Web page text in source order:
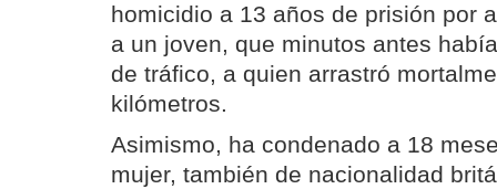
homicidio a 13 años de prisión por
a un joven, que minutos antes
de tráfico, a quien arrastró
kilómetros.
Asimismo, ha condenado a 18
mujer, también de nacionalidad